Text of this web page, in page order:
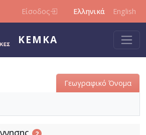
Είσοδος Ελληνικά English
ΚΕΜΚΑ
Γεωγραφικό Όνομα